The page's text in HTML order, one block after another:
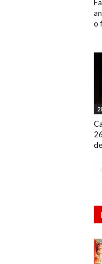
o